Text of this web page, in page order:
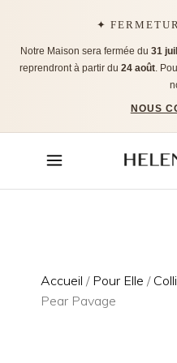
✦
Notre Maison sera fermée du 31
reprendront à partir du 24 août.
NOUS
Accueil / Pour Elle /
Pear Pavage